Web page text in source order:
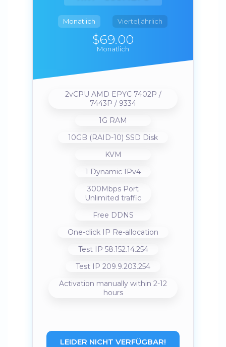
Monatlich Vierteljährlich
$69.00
Monatlich
2vCPU AMD EPYC 7402P /
7443P / 9334
1G RAM
10GB (RAID-10) SSD Disk
KVM
1 Dynamic IPv4
300Mbps Port
Unlimited traffic
Free DDNS
One-click IP Re-allocation
Test IP 58.152.14.254
Test IP 209.9.203.254
Activation manually within 2-12
hours
LEIDER NICHT VERFÜGBAR!